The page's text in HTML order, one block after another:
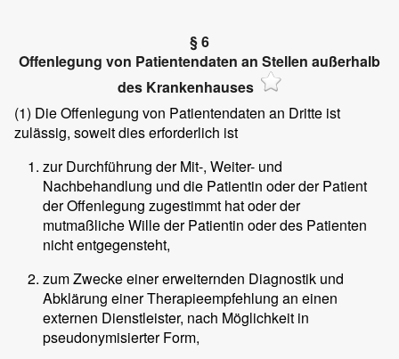
§ 6
Offenlegung von Patientendaten an Stellen außerhalb
des Krankenhauses
(1) Die Offenlegung von Patientendaten an Dritte ist
zulässig, soweit dies erforderlich ist
zur Durchführung der Mit-, Weiter- und
Nachbehandlung und die Patientin oder der Patient
der Offenlegung zugestimmt hat oder der
mutmaßliche Wille der Patientin oder des Patienten
nicht entgegensteht,
zum Zwecke einer erweiternden Diagnostik und
Abklärung einer Therapieempfehlung an einen
externen Dienstleister, nach Möglichkeit in
pseudonymisierter Form,